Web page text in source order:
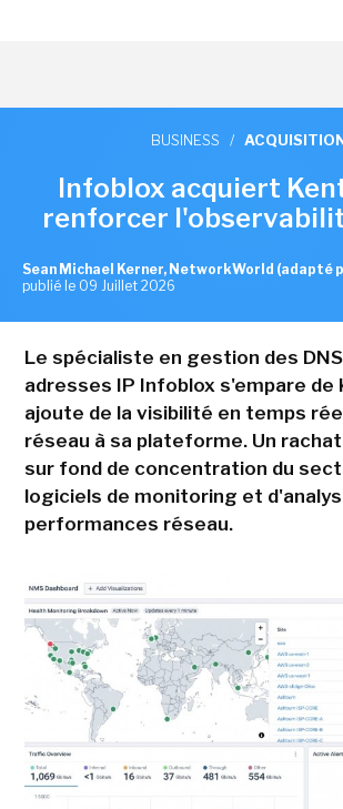
BUSINESS /
Infoblox acquiert
renforcer
Sean Michael Kerner, NetworkWorld (adapté
publié le 09 Juillet 2026
Le spécialiste en gestion des
adresses IP Infoblox s'empare de
ajoute de la visibilité en temps
réseau à sa plateforme. Un
sur fond de concentration du
logiciels de monitoring et
performances réseau.